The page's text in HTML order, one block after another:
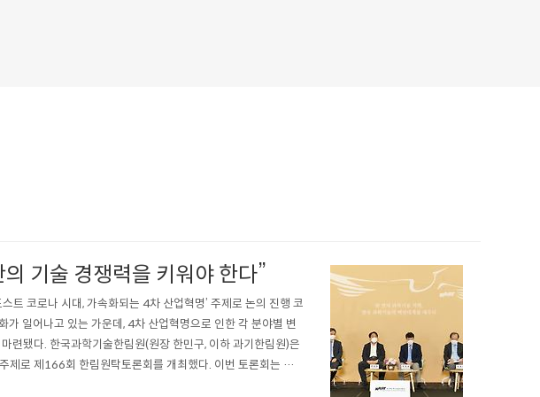
기술 경쟁력을 키워야 한다”
트 코로나 시대, 가속화되는 4차 산업혁명’ 주제로 논의 진행 코
일어나고 있는 가운데, 4차 산업혁명으로 인한 각 분야별 변
련됐다. 한국과학기술한림원(원장 한민구, 이하 과기한림원)은
제로 제166회 한림원탁토론회를 개최했다. 이번 토론회는 한
코로나19로 가속화되고 있는 4차 산업혁명의 특성을 분석